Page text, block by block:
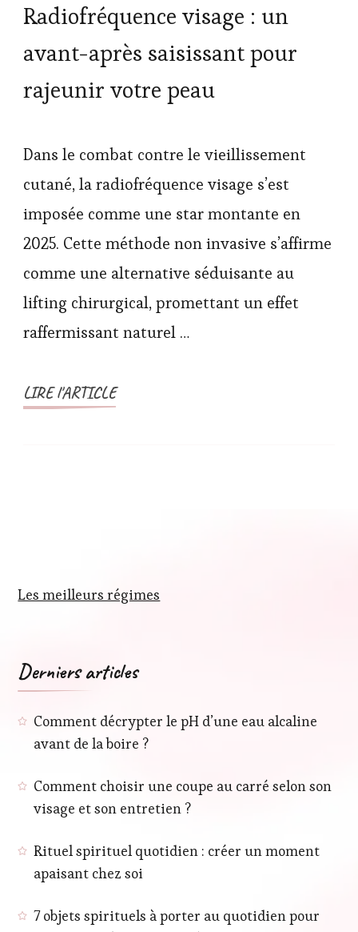
Radiofréquence visage : un
avant-après saisissant pour
rajeunir votre peau
Dans le combat contre le vieillissement
cutané, la radiofréquence visage s’est
imposée comme une star montante en
2025. Cette méthode non invasive s’affirme
comme une alternative séduisante au
lifting chirurgical, promettant un effet
raffermissant naturel …
LIRE l'ARTICLE
Les meilleurs régimes
Derniers articles
Comment décrypter le pH d’une eau alcaline
avant de la boire ?
Comment choisir une coupe au carré selon son
visage et son entretien ?
Rituel spirituel quotidien : créer un moment
apaisant chez soi
7 objets spirituels à porter au quotidien pour